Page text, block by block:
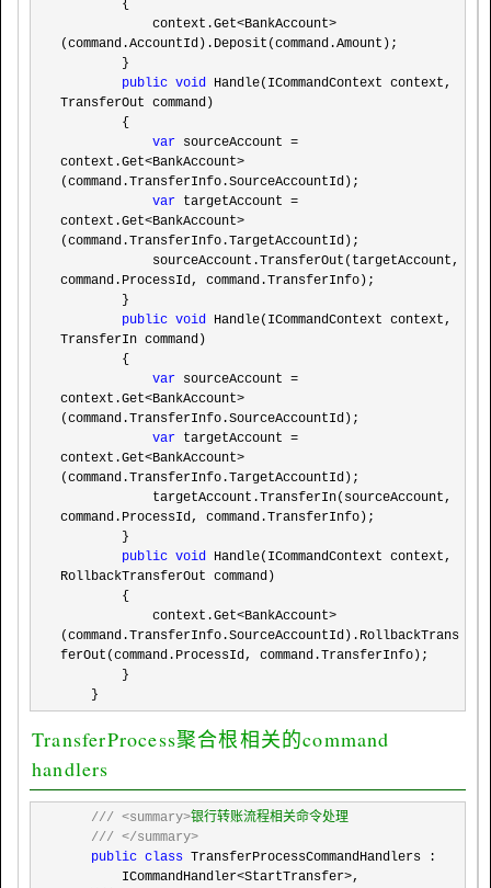
            context.Get
<BankAccount>
(command.AccountId).Deposit(command.Amount);
public void Handle(ICommandContext context,
TransferOut command)
var sourceAccount =
context.Get<BankAccount>
(command.TransferInfo.SourceAccountId);
var targetAccount =
context.Get<BankAccount>
(command.TransferInfo.TargetAccountId);
command.ProcessId, command.TransferInfo);
public void Handle(ICommandContext context,
TransferIn command)
var sourceAccount =
context.Get<BankAccount>
(command.TransferInfo.SourceAccountId);
var targetAccount =
context.Get<BankAccount>
(command.TransferInfo.TargetAccountId);
command.ProcessId, command.TransferInfo);
public void Handle(ICommandContext context,
RollbackTransferOut command)
            context.Get
<BankAccount>
(command.TransferInfo.SourceAccountId).RollbackTrans
ferOut(command.ProcessId, command.TransferInfo);
    }
TransferProcess聚合根相关的command
handlers
/// <summary>银行转账流程相关命令处理
/// </summary>
public class TransferProcessCommandHandlers :
        ICommandHandler